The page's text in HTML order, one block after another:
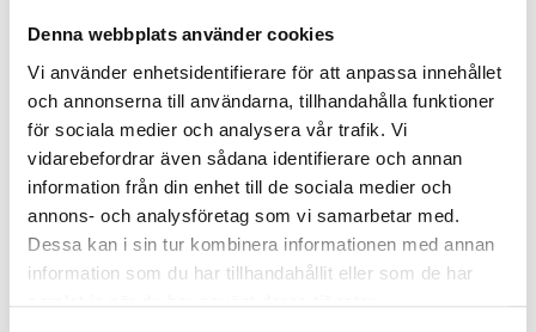
Denna webbplats använder cookies
Vi använder enhetsidentifierare för att anpassa innehållet
och annonserna till användarna, tillhandahålla funktioner
för sociala medier och analysera vår trafik. Vi
vidarebefordrar även sådana identifierare och annan
information från din enhet till de sociala medier och
annons- och analysföretag som vi samarbetar med.
Dessa kan i sin tur kombinera informationen med annan
information som du har tillhandahållit eller som de har
samlat in när du har använt deras tjänster.
utveckling.
Till hösten har Soreto fullt fokus på medarbetare, kunder
– Vi är ett riktigt starkt team med kunniga medarbetare som
jag ser fram emot att få lära känna ännu mer nu framöver.
Jag ser också fram emot att få träffa kunder och
samarbetspartners för att skapa en djupare förståelse för
hur vi kan erbjuda dem en ännu bättre service.